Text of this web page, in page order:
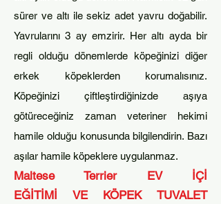
sürer ve altı ile sekiz adet yavru doğabilir.
Yavrularını 3 ay emzirir. Her altı ayda bir
regli olduğu dönemlerde köpeğinizi diğer
erkek köpeklerden korumalısınız.
Köpeğinizi çiftleştirdiğinizde aşıya
götüreceğiniz zaman veteriner hekimi
hamile olduğu konusunda bilgilendirin. Bazı
aşılar hamile köpeklere uygulanmaz.
Maltese TerrierEV İÇİ
EĞİTİMİ VE KÖPEK TUVALET